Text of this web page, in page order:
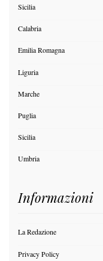
Sicilia
Calabria
Emilia Romagna
Liguria
Marche
Puglia
Sicilia
Umbria
Informazioni
La Redazione
Privacy Policy